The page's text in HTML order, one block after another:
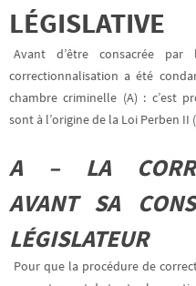
LÉGISLATIVE
Avant d’être consacrée
correctionnalisation a été
chambre criminelle (A) : c’est
sont à l’origine de la Loi Perben II
A – LA
AVANT SA
LÉGISLATEUR
Pour que la procédure de